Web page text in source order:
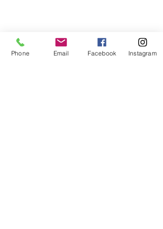
Phone Email Facebook Instagram